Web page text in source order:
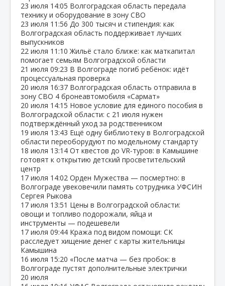
23 июля 14:05 Волгоградская область передала
технику и оборудование в зону СВО
23 июля 11:56 До 300 тысяч и стипендия: как
Волгоградская область поддерживает лучших
выпускников
22 июля 11:10 Жильё стало ближе: как маткапитал
помогает семьям Волгоградской области
21 июля 09:23 В Волгограде погиб ребёнок: идёт
процессуальная проверка
20 июля 16:37 Волгоградская область отправила в
зону СВО 4 бронеавтомобиля «Сармат»
20 июля 14:15 Новое условие для единого пособия в
Волгоградской области: с 21 июля нужен
подтверждённый уход за родственником
19 июля 13:43 Ещё одну библиотеку в Волгоградской
области переоборудуют по модельному стандарту
18 июля 13:14 От квестов до VR‑туров: в Камышине
готовят к открытию детский просветительский
центр
17 июля 14:02 Орден Мужества — посмертно: в
Волгограде увековечили память сотрудника УФСИН
Сергея Рыкова
17 июля 13:51 Цены в Волгоградской области:
овощи и топливо подорожали, яйца и
инструменты — подешевели
17 июля 09:44 Кража под видом помощи: СК
расследует хищение денег с карты жительницы
Камышина
16 июля 15:20 «После матча — без пробок: в
Волгограде пустят дополнительные электрички
20 июля